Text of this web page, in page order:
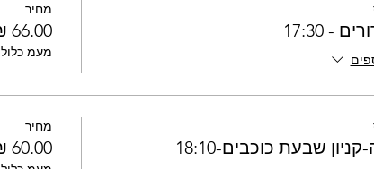
- 17:30
מחיר
מעמ כלול
שבעת כוכבים-18:10
מחיר